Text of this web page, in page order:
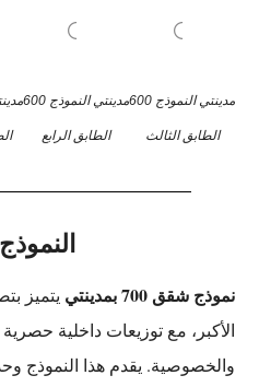
مدينتي النموذج 600
الطابق الثالث
مدينتي النموذج 600
الطابق الرابع
النموذج 700
نموذج شقق 700 بمدينتي
يتميز
الأكبر، مع توزيعات داخلية
والخصوصية. يقدم هذا النموذج